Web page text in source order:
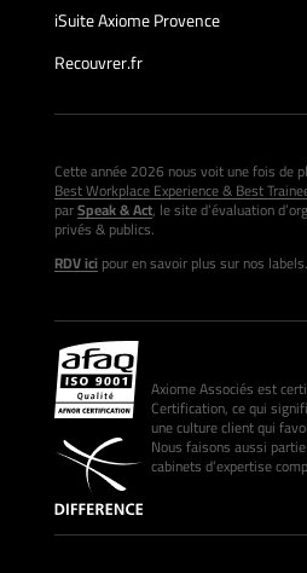
iSuite Axiome Provence
Recouvrer.fr
Cette année 2026 nous voit une fois de
Best Workplace Experience & Best
parSpeak & Act, le site d’évaluation
privés & publics.
RDV icipour en savoir plus sur nos labels.
Axiome Associés est
Certification, ce qui
une culture client qui
Nous faisons aussi
cabinets d’expertise